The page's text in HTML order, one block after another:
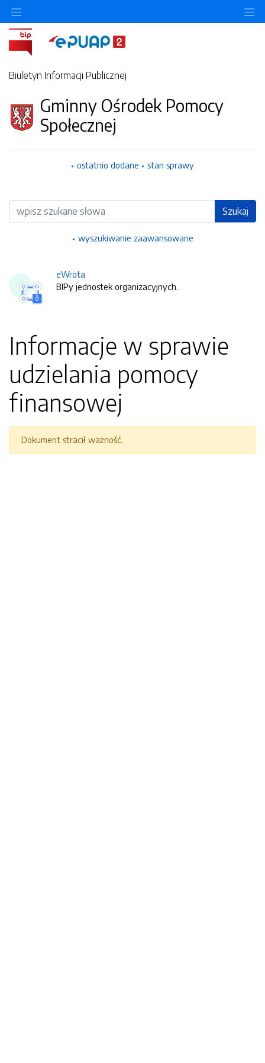
Biuletyn Informacji Publicznej
Gminny Ośrodek Pomocy
Społecznej
ostatnio dodane stan sprawy
Wyszukiwarka Szukaj
wyszukiwanie zaawansowane
eWrota
BIPy jednostek organizacyjnych.
Informacje w sprawie
udzielania pomocy
finansowej
Dokument stracił ważność.